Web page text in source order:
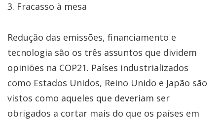
3. Fracasso à mesa
Redução das emissões, financiamento e
tecnologia são os três assuntos que dividem
opiniões na COP21. Países industrializados
como Estados Unidos, Reino Unido e Japão são
vistos como aqueles que deveriam ser
obrigados a cortar mais do que os países em